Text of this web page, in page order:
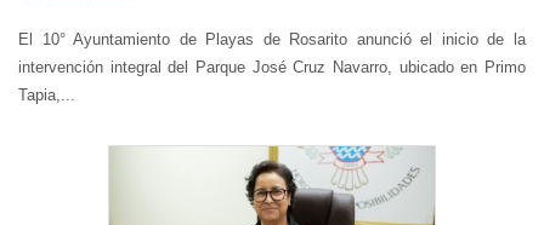
El 10° Ayuntamiento de Playas de Rosarito anunció el inicio de la
intervención integral del Parque José Cruz Navarro, ubicado en Primo
Tapia,...